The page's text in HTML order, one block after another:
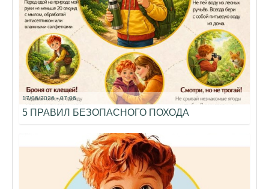
17/06/2026 - 07:06
5 ПРАВИЛ БЕЗОПАСНОГО ПОХОДА